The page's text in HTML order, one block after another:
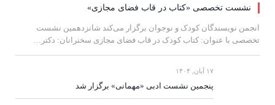
نشست تخصصی «کتاب در قاب فضای مجازی»
انجمن نویسندگان کودک و نوجوان برگزار می‌کند شانزدهمین نشست
تخصصی با عنوان: کتاب کودک در قاب فضای مجازی سخنرانان: دکتر…
۱۷ آبان, ۱۴۰۴
پنجمین نشست ادبی «مهمانی» برگزار شد